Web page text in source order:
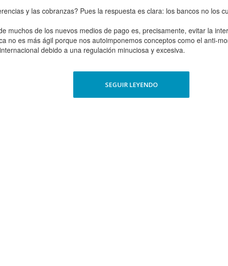
y las cobranzas? Pues la respuesta es clara: los bancos no los
muchos de los nuevos medios de pago es, precisamente, evitar la
no es más ágil porque nos autoimponemos conceptos como el anti-
debido a una regulación minuciosa y excesiva.
SEGUIR LEYENDO